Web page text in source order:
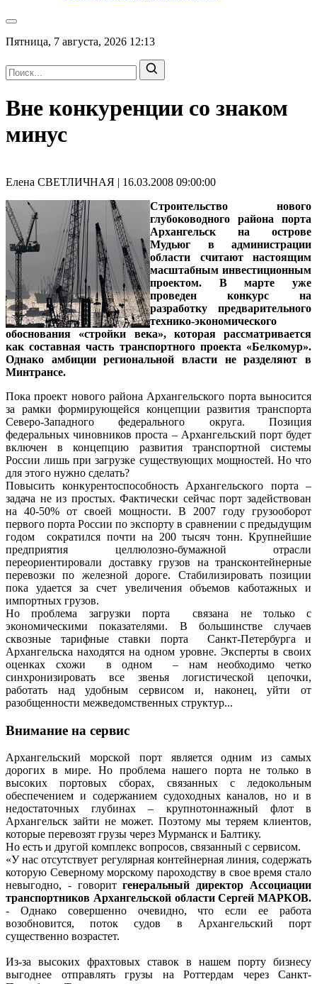
Пятница, 7 августа, 2026 12:13
Вне конкуренции со знаком
минус
Елена СВЕТЛИЧНАЯ | 16.03.2008 09:00:00
Строительство нового
глубоководного района порта
Архангельск на острове
Мудьюг в администрации
области считают настоящим
масштабным инвестиционным
проектом. В марте уже
проведен конкурс на
разработку предварительного
технико-экономического
обоснования «стройки века», которая рассматривается
как составная часть транспортного проекта «Белкомур».
Однако амбиции региональной власти не разделяют в
Минтрансе.
Пока проект нового района Архангельского порта выносится
за рамки формирующейся концепции развития транспорта
Северо-Западного федерального округа. Позиция
федеральных чиновников проста – Архангельский порт будет
включен в концепцию развития транспортной системы
России лишь при загрузке существующих мощностей. Но что
для этого нужно сделать?
Повысить конкурентоспособность Архангельского порта –
задача не из простых. Фактически сейчас порт задействован
на 40-50% от своей мощности. В 2007 году грузооборот
первого порта России по экспорту в сравнении с предыдущим
годом сократился почти на 200 тысяч тонн. Крупнейшие
предприятия целлюлозно-бумажной отрасли
переориентировали доставку грузов на трансконтейнерные
перевозки по железной дороге. Стабилизировать позиции
пока удается за счет увеличения объемов каботажных и
импортных грузов.
Но проблема загрузки порта связана не только с
экономическими показателями. В большинстве случаев
сквозные тарифные ставки порта Санкт-Петербурга и
Архангельска находятся на одном уровне. Эксперты в своих
оценках схожи в одном – нам необходимо четко
синхронизировать все звенья логистической цепочки,
работать над удобным сервисом и, наконец, уйти от
разобщенности межведомственных структур...
Внимание на сервис
Архангельский морской порт является одним из самых
дорогих в мире. Но проблема нашего порта не только в
высоких портовых сборах, связанных с ледокольным
обеспечением и содержанием судоходных каналов, но и в
недостаточных глубинах – крупнотоннажный флот в
Архангельск зайти не может. Поэтому мы теряем клиентов,
которые перевозят грузы через Мурманск и Балтику.
Но есть и другой комплекс вопросов, связанный с сервисом.
«У нас отсутствует регулярная контейнерная линия, содержать
которую Северному морскому пароходству в свое время стало
невыгодно, - говоритгенеральный директор Ассоциации
транспортников Архангельской области Сергей МАРКОВ.
- Однако совершенно очевидно, что если ее работа
возобновится, поток судов в Архангельский порт
существенно возрастет.
Из-за высоких фрахтовых ставок в нашем порту бизнесу
выгоднее отправлять грузы на Роттердам через Санкт-